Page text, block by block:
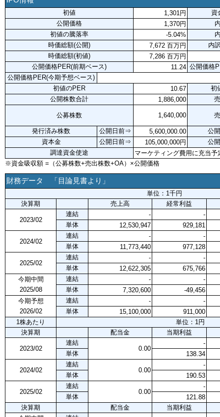
初値 1,301円
資
公開価格
1,370円
初値の騰落率
-5.04%
時価総額(公開)
7,672 百万円
内
時価総額(初値)
7,286 百万円
公開価格PER(前期ベース)
11.24 公開価格
公開価格PER(今期予想ベース)
初値のPER
10.67
初
公開株数合計
1,886,000
公募株数 1,640,000
発行済み株数 公開日前⇒ 5,600,000.00
公
資本金
公開日前⇒ 105,000,000円
公
調達資金使途
マーケティング費用に充当予
※資金吸収額 =（公募株数+売出株数+OA）×公開価格
財務データ 「目論見書より」
単位：1千円
決算期
売上高 経常利益
2023/02
連結 -
-
単体
12,530,947 929,181
2024/02
連結 -
-
単体
11,773,440 977,128
2025/02
連結 -
-
単体
12,622,305
675,766
今期中間
2025/08
連結 -
-
単体
7,320,600
-49,456
今期予想
2026/02
連結 -
-
単体
15,100,000
911,000
1株あたり
単位：1円
決算期
配当金 当期利益
2023/02
連結
0.00
-
単体
138.34
2024/02
連結
0.00
-
単体
190.53
2025/02
連結
0.00
-
単体
121.88
決算期
配当金
当期利益